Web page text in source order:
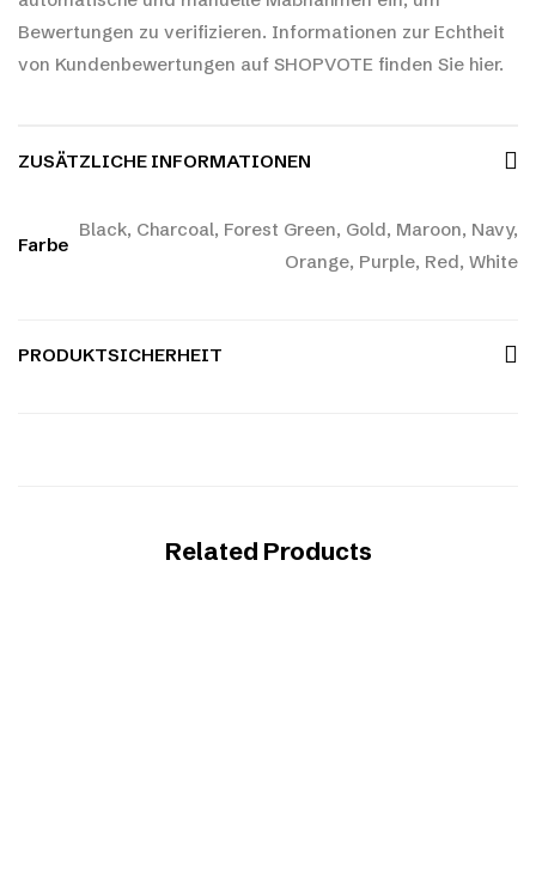
Bewertungen zu verifizieren. Informationen zur Echtheit
von Kundenbewertungen auf SHOPVOTE finden Sie hier.
ZUSÄTZLICHE INFORMATIONEN
Farbe
Black, Charcoal, Forest Green, Gold, Maroon, Navy,
Orange, Purple, Red, White
PRODUKTSICHERHEIT
Related Products